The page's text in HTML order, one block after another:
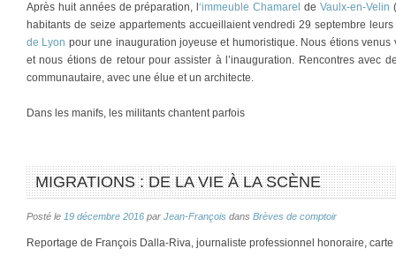
Après huit années de préparation, l‘immeuble Chamarelde Vaulx-en-Velin
habitants de seize appartements accueillaient vendredi 29 septembre
de Lyon pour une inauguration joyeuse et humoristique. Nous étions
et nous étions de retour pour assister à l’inauguration. Rencontres avec
communautaire, avec une élue et un architecte.
Dans les manifs, les militants chantent parfois
MIGRATIONS : DE LA VIE À LA SCÈNE
Posté le 19 décembre 2016 par Jean-François dans Brèves de comptoir
Reportage de François Dalla-Riva, journaliste professionnel honoraire,